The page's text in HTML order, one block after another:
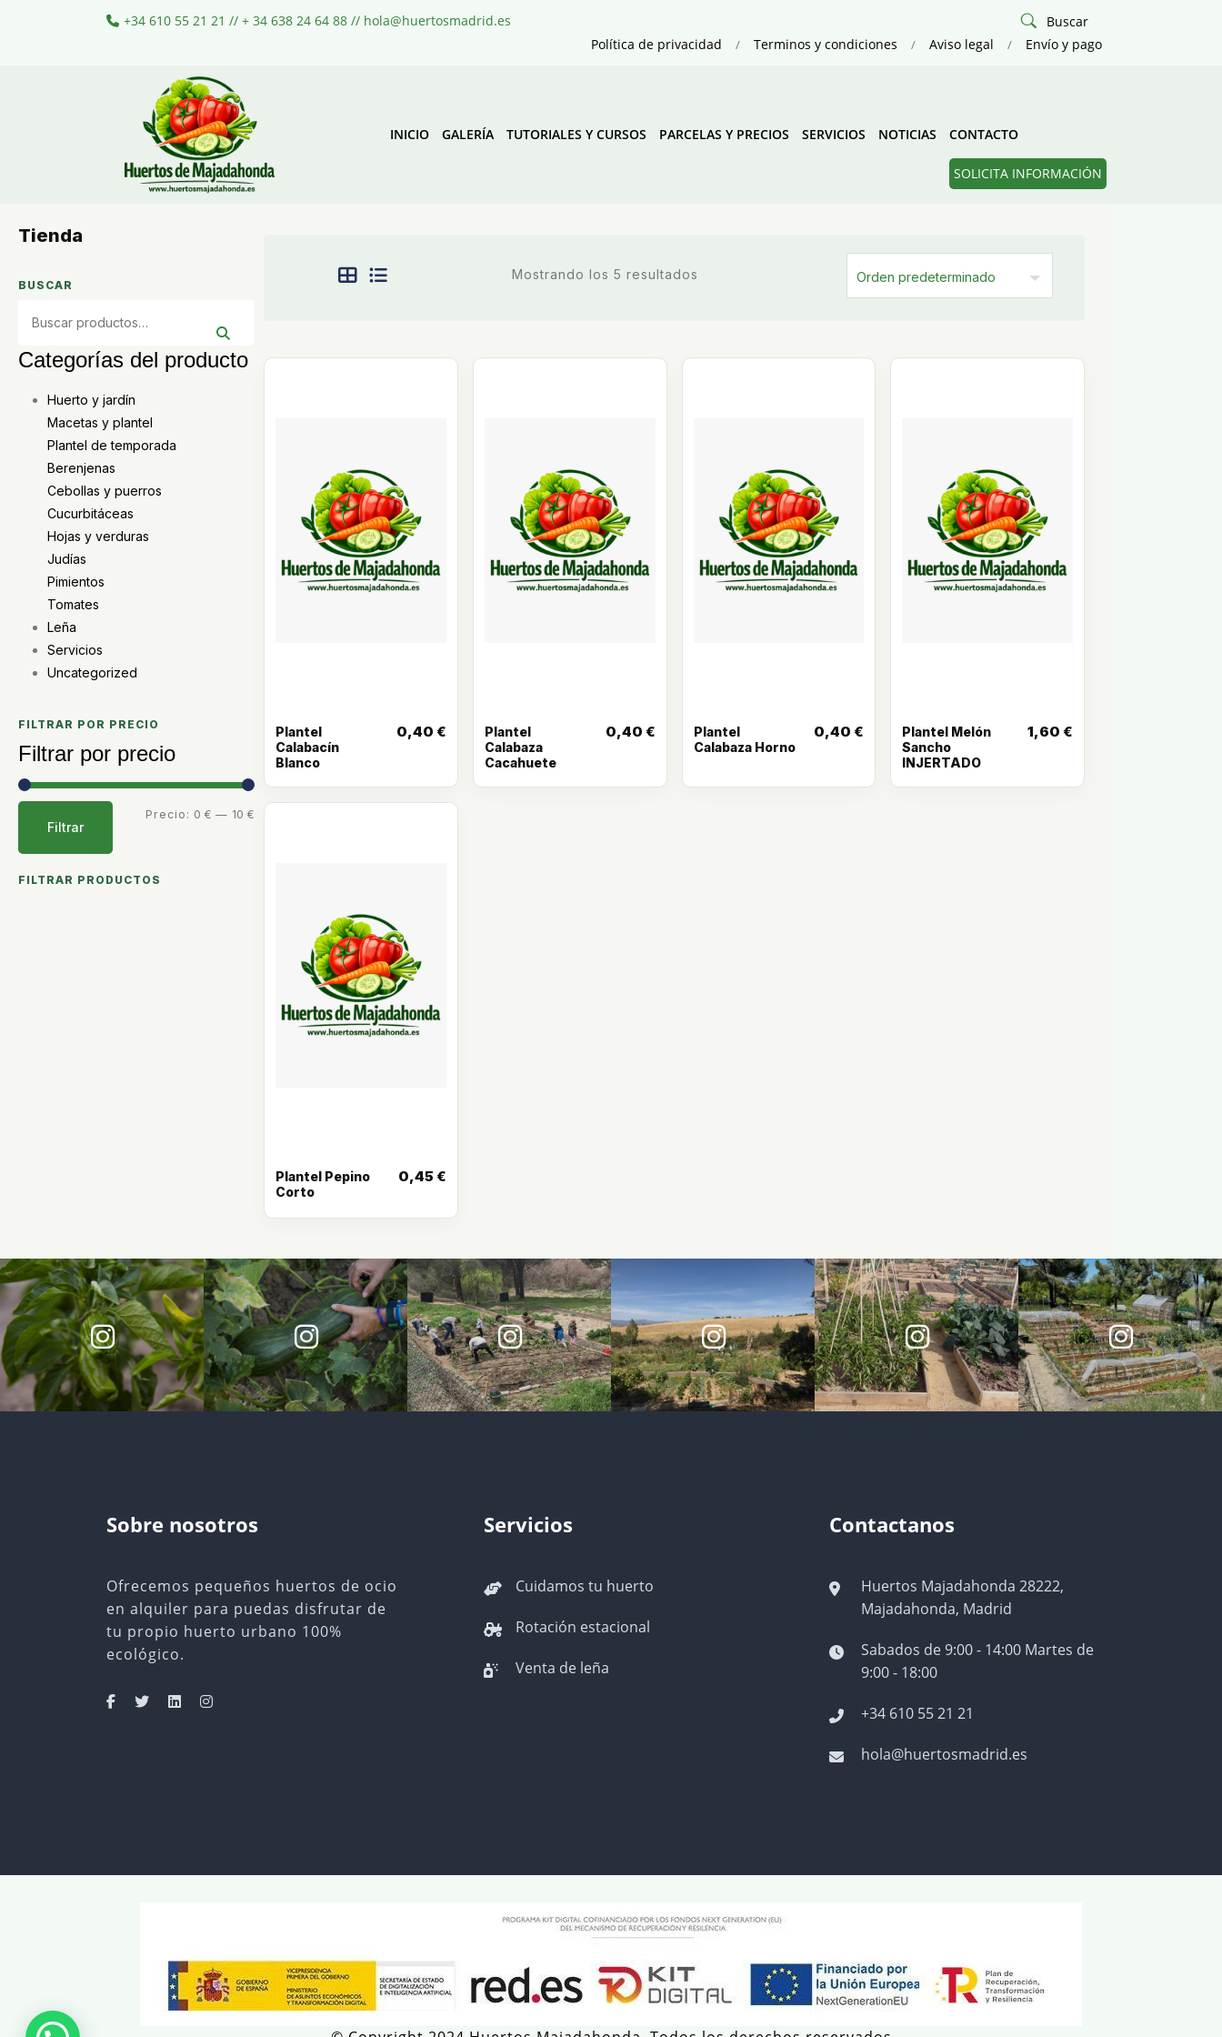
+34 610 55 21 21 // + 34 638 24 64 88 // hola@huertosmadrid.es
Buscar
Política de privacidad
Terminos y condiciones Aviso legal Envío y pago
INICIO GALERÍA TUTORIALES Y CURSOS PARCELAS Y PRECIOS SERVICIOS NOTICIAS CONTACTO
SOLICITA INFORMACIÓN
Tienda
BUSCAR
Categorías del producto
Huerto y jardín
Macetas y plantel
Plantel de temporada
Berenjenas
Cebollas y puerros
Cucurbitáceas
Hojas y verduras
Judías
Pimientos
Tomates
Leña
Servicios
Uncategorized
FILTRAR POR PRECIO
Filtrar por precio
Filtrar
Precio: 0 € — 10 €
FILTRAR PRODUCTOS
Mostrando los 5 resultados
Plantel
Calabacín
Blanco
0,40 €
Plantel
Calabaza
Cacahuete
0,40 €
Plantel
Calabaza Horno
0,40€
Plantel Melón
Sancho
INJERTADO
1,60€
Plantel Pepino
Corto
0,45 €
Sobre nosotros
Ofrecemos pequeños huertos de ocio
en alquiler para puedas disfrutar de
tu propio huerto urbano 100%
ecológico.
Servicios
Cuidamos tu huerto
Rotación estacional
Venta de leña
Contactanos
Huertos Majadahonda 28222,
Majadahonda, Madrid
Sabados de 9:00 - 14:00 Martes de
9:00 - 18:00
+34 610 55 21 21
hola@huertosmadrid.es